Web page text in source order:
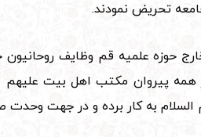
تحریض نمودند.
حوزه علمیه قم وظایف
همه پیروان مکتب اهل بیت
به کار برده و در جهت وحدت